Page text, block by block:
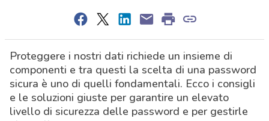
Proteggere i nostri dati richiede un insieme di
componenti e tra questi la scelta di una password
sicura è uno di quelli fondamentali. Ecco i consigli
e le soluzioni giuste per garantire un elevato
livello di sicurezza delle password e per gestirle